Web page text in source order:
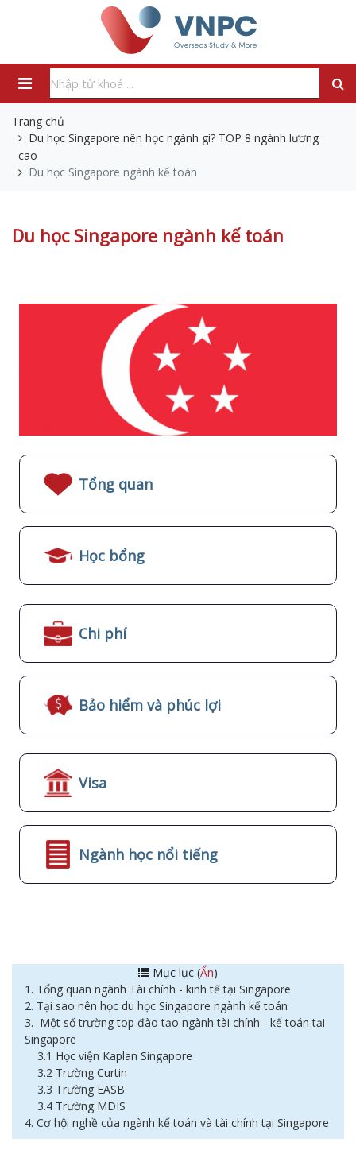
Trang chủ
Du học Singapore nên học ngành gì? TOP 8 ngành lương
cao
Du học Singapore ngành kế toán
Du học Singapore ngành kế toán
Tổng quan
Học bổng
Chi phí
Bảo hiểm và phúc lợi
Visa
Ngành học nổi tiếng
Mục lục (Ẩn)
1. Tổng quan ngành Tài chính - kinh tế tại Singapore
2. Tại sao nên học du học Singapore ngành kế toán
3. Một số trường top đào tạo ngành tài chính - kế toán tại
Singapore
3.1 Học viện Kaplan Singapore
3.2 Trường Curtin
3.3 Trường EASB
3.4 Trường MDIS
4. Cơ hội nghề của ngành kế toán và tài chính tại Singapore